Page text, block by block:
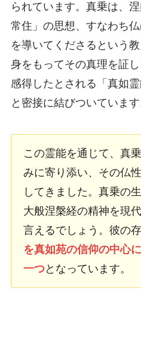
られています。真乗は、
常住」の思想、すなわち
を導いてくださるという
身をもってその真理を証
感得したとされる「真如
と密接に結びついています
この霊能を通じて、真
みに寄り添い、その仏
してきました。真乗の
大般涅槃経の精神を現
言えるでしょう。彼の存
を真如苑の信仰の中心
一つとなっています。